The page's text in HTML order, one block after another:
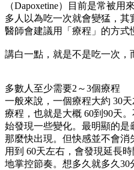
（Dapoxetine）目前是常被
多人以為吃一次就會變猛，其
醫師會建議用「療程」的方式
講白一點，就是不是吃一次，
多數人至少需要2～3個療程
一般來說，一個療程大約 30
療程，也就是大概 60到90天
始發現一些變化。最明顯的
那麼快出現。但快感並不會消
用到 60天左右，會發現延長
地掌控節奏。想多久就多久